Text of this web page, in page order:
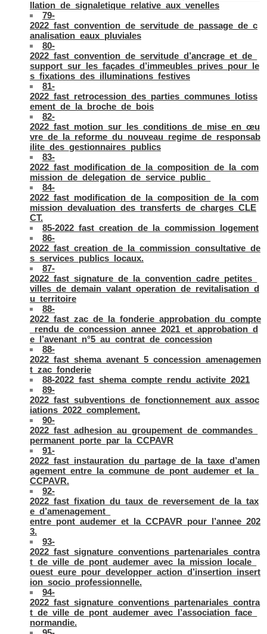
llation_de_signaletique_relative_aux_venelles
79-
2022_fast_convention_de_servitude_de_passage_de_c
analisation_eaux_pluviales
80-
2022_fast_convention_de_servitude_d’ancrage_et_de_
support_sur_les_façades_d’immeubles_prives_pour_le
s_fixations_des_illuminations_festives
81-
2022_fast_retrocession_des_parties_communes_lotiss
ement_de_la_broche_de_bois
82-
2022_fast_motion_sur_les_conditions_de_mise_en_œu
vre_de_la_reforme_du_nouveau_regime_de_responsab
ilite_des_gestionnaires_publics
83-
2022_fast_modification_de_la_composition_de_la_com
mission_de_delegation_de_service_public_
84-
2022_fast_modification_de_la_composition_de_la_com
mission_devaluation_des_transferts_de_charges_CLE
CT.
85-2022_fast_creation_de_la_commission_logement
86-
2022_fast_creation_de_la_commission_consultative_de
s_services_publics_locaux.
87-
2022_fast_signature_de_la_convention_cadre_petites_
villes_de_demain_valant_operation_de_revitalisation_d
u_territoire
88-
2022_fast_zac_de_la_fonderie_approbation_du_compte
_rendu_de_concession_annee_2021_et_approbation_d
e_l’avenant_n°5_au_contrat_de_concession
88-
2022_fast_shema_avenant_5_concession_amenagemen
t_zac_fonderie
88-2022_fast_shema_compte_rendu_activite_2021
89-
2022_fast_subventions_de_fonctionnement_aux_assoc
iations_2022_complement.
90-
2022_fast_adhesion_au_groupement_de_commandes_
permanent_porte_par_la_CCPAVR
91-
2022_fast_instauration_du_partage_de_la_taxe_d’amen
agement_entre_la_commune_de_pont_audemer_et_la_
CCPAVR.
92-
2022_fast_fixation_du_taux_de_reversement_de_la_tax
e_d’amenagement_
entre_pont_audemer_et_la_CCPAVR_pour_l’annee_202
3.
93-
2022_fast_signature_conventions_partenariales_contra
t_de_ville_de_pont_audemer_avec_la_mission_locale_
ouest_eure_pour_developper_action_d’insertion_insert
ion_socio_professionnelle.
94-
2022_fast_signature_conventions_partenariales_contra
t_de_ville_de_pont_audemer_avec_l’association_face_
normandie.